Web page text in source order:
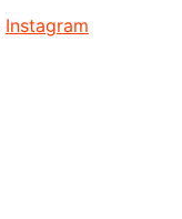
Instagram